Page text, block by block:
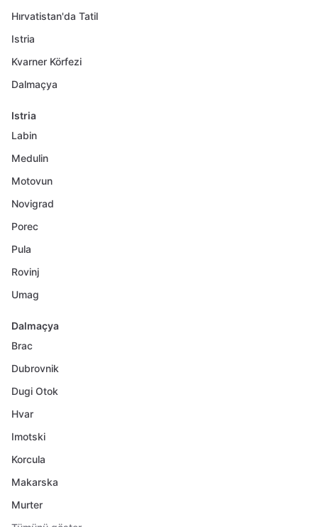
Hırvatistan'da Tatil
Istria
Kvarner Körfezi
Dalmaçya
Istria
Labin
Medulin
Motovun
Novigrad
Porec
Pula
Rovinj
Umag
Dalmaçya
Brac
Dubrovnik
Dugi Otok
Hvar
Imotski
Korcula
Makarska
Murter